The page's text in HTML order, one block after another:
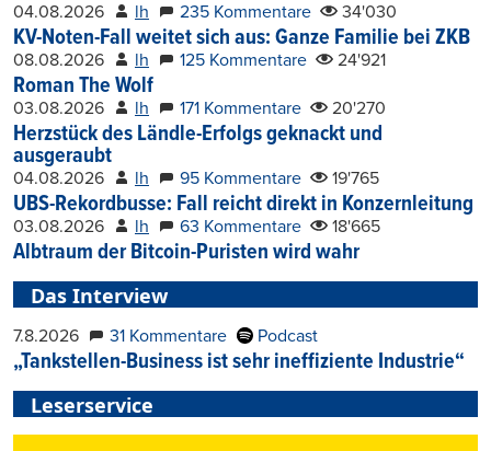
04.08.2026 lh 235 Kommentare 34'030
KV-Noten-Fall weitet sich aus: Ganze Familie bei ZKB
08.08.2026 lh 125 Kommentare 24'921
Roman The Wolf
03.08.2026 lh 171 Kommentare 20'270
Herzstück des Ländle-Erfolgs geknackt und
ausgeraubt
04.08.2026 lh 95 Kommentare 19'765
UBS-Rekordbusse: Fall reicht direkt in Konzernleitung
03.08.2026 lh 63 Kommentare 18'665
Albtraum der Bitcoin-Puristen wird wahr
Das Interview
7.8.2026 31 Kommentare Podcast
„Tankstellen-Business ist sehr ineffiziente Industrie“
Leserservice